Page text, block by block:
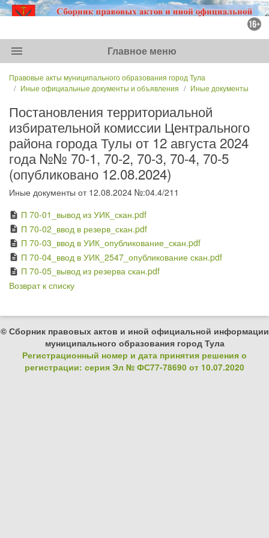
menu Главное меню
Правовые акты муниципального образования город Тула
Иные официальные документы и объявления
Иные документы
Постановления территориальной
избирательной комиссии Центрального
района города Тулы от 12 августа 2024
года №№ 70-1, 70-2, 70-3, 70-4, 70-5
(опубликовано 12.08.2024)
Иные документы от 12.08.2024 №:04.4/211
description П 70-01_вывод из УИК_скан.pdf
description П 70-02_ввод в резерв_скан.pdf
description П 70-03_ввод в УИК_опубликование_скан.pdf
description П 70-04_ввод в УИК_2547_опубликование скан.pdf
description П 70-05_вывод из резерва скан.pdf
Возврат к списку
© Сборник правовых актов и иной официальной информации
муниципального образования город Тула
Регистрационный номер и дата принятия решения о
регистрации: серия Эл № ФС77-78690 от 10.07.2020